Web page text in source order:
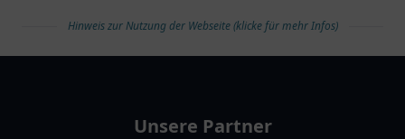
für Ihre Gesundheit.
Renovierungen und
Sanierungen.
Hinweis zur Nutzung der Webseite (klicke für mehr Infos)
Unsere Partner